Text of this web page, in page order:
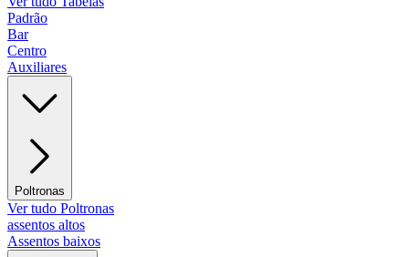
Padrão
Bar
Centro
Auxiliares
Poltronas
Ver tudo Poltronas
assentos altos
Assentos baixos